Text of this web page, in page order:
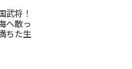
武将！
へ散っ
ちた生